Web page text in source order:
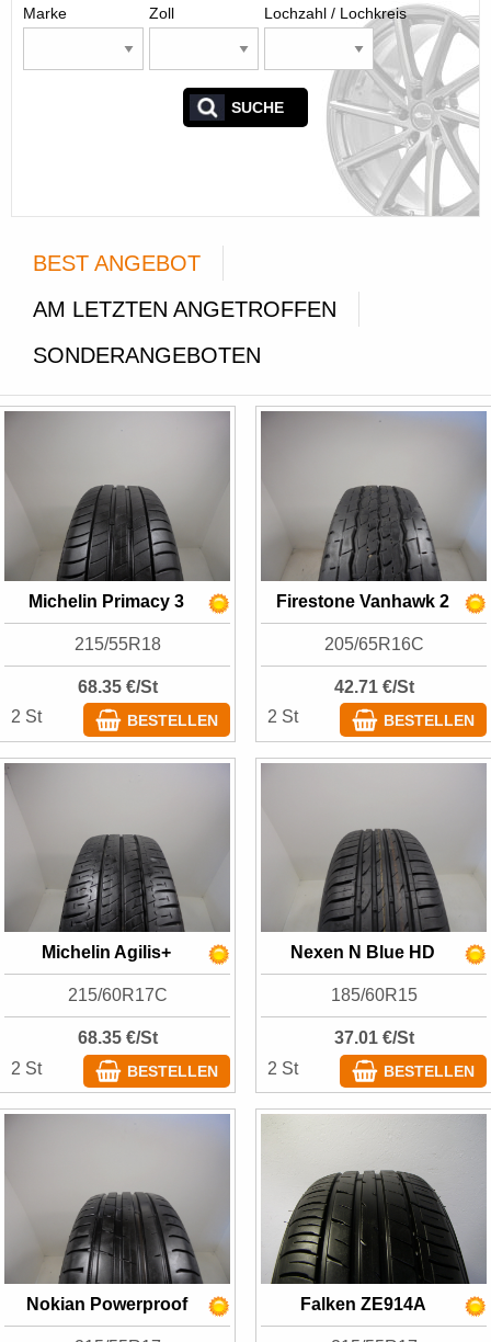
Marke Zoll Lochzahl / Lochkreis
SUCHE
BEST ANGEBOT
AM LETZTEN ANGETROFFEN
SONDERANGEBOTEN
Michelin Primacy 3
215/55R18
68.35 €/St
2 St
BESTELLEN
Firestone Vanhawk 2
205/65R16C
42.71 €/St
2 St
BESTELLEN
Michelin Agilis+
215/60R17C
68.35 €/St
2 St
BESTELLEN
Nexen N Blue HD
185/60R15
37.01 €/St
2 St
BESTELLEN
Nokian Powerproof Falken ZE914A